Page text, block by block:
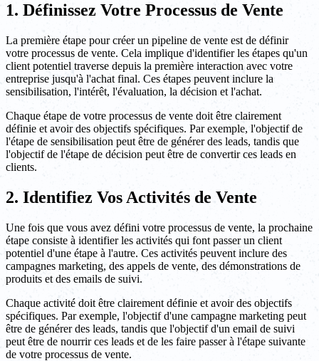
1. Définissez Votre Processus de Vente
La première étape pour créer un pipeline de vente est de définir
votre processus de vente. Cela implique d'identifier les étapes qu'un
client potentiel traverse depuis la première interaction avec votre
entreprise jusqu'à l'achat final. Ces étapes peuvent inclure la
sensibilisation, l'intérêt, l'évaluation, la décision et l'achat.
Chaque étape de votre processus de vente doit être clairement
définie et avoir des objectifs spécifiques. Par exemple, l'objectif de
l'étape de sensibilisation peut être de générer des leads, tandis que
l'objectif de l'étape de décision peut être de convertir ces leads en
clients.
2. Identifiez Vos Activités de Vente
Une fois que vous avez défini votre processus de vente, la prochaine
étape consiste à identifier les activités qui font passer un client
potentiel d'une étape à l'autre. Ces activités peuvent inclure des
campagnes marketing, des appels de vente, des démonstrations de
produits et des emails de suivi.
Chaque activité doit être clairement définie et avoir des objectifs
spécifiques. Par exemple, l'objectif d'une campagne marketing peut
être de générer des leads, tandis que l'objectif d'un email de suivi
peut être de nourrir ces leads et de les faire passer à l'étape suivante
de votre processus de vente.